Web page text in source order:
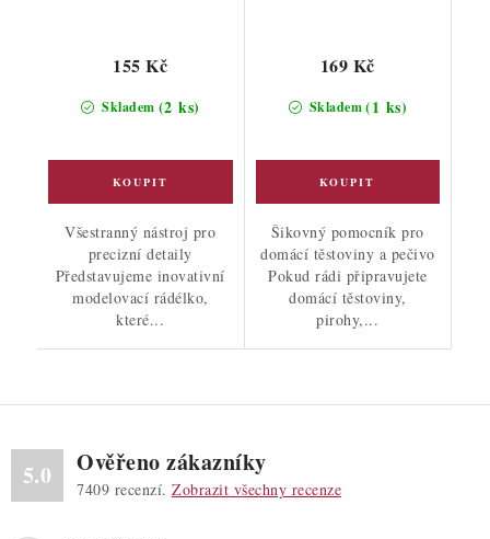
Skladem (2 ks)
155 Kč
Všestranný nástroj pro
precizní detaily
Představujeme inovativní
modelovací rádélko,
které...
Skladem(1 ks)
169 Kč
Šikovný pomocník pro
domácí těstoviny a pečivo
Pokud rádi připravujete
domácí těstoviny,
pirohy,...
5.0 Ověřeno zákazníky
7409 recenzí. Zobrazit všechny recenze